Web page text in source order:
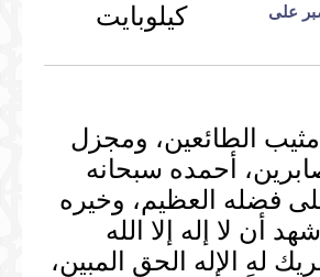
على
كيلوبايت
مثيب الطائعين، ومجزل
أحمده سبحانه
فضله العظيم، وخيره
أن لا إله إلا الله
له الإله الحق المبين،